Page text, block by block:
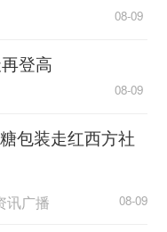
08-09
登高
08-09
包装走红西方社
讯广播 08-09